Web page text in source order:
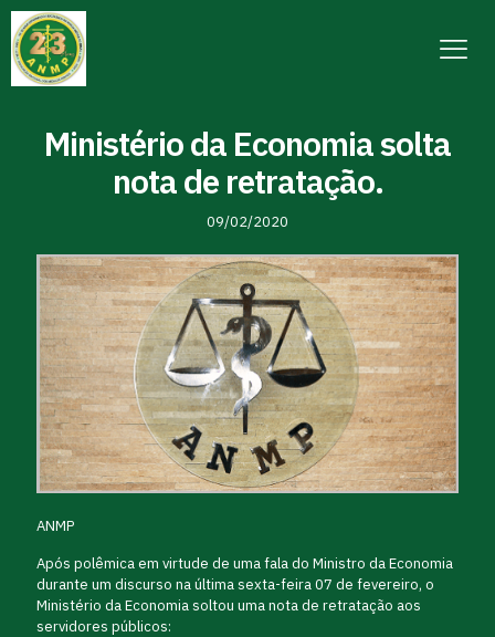
Ministério da Economia solta
nota de retratação.
09/02/2020
ANMP
Após polêmica em virtude de uma fala do Ministro da Economia
durante um discurso na última sexta-feira 07 de fevereiro, o
Ministério da Economia soltou uma nota de retratação aos
servidores públicos: